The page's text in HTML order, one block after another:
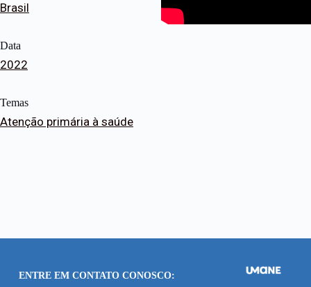
Brasil
Data
2022
Temas
Atenção primária à saúde
ENTRE EM CONTATO CONOSCO: